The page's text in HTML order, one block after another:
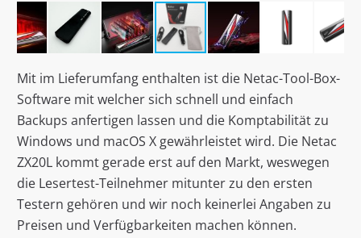
Mit im Lieferumfang enthalten ist die Netac-Tool-Box-
Software mit welcher sich schnell und einfach
Backups anfertigen lassen und die Komptabilität zu
Windows und macOS X gewährleistet wird. Die Netac
ZX20L kommt gerade erst auf den Markt, weswegen
die Lesertest-Teilnehmer mitunter zu den ersten
Testern gehören und wir noch keinerlei Angaben zu
Preisen und Verfügbarkeiten machen können.